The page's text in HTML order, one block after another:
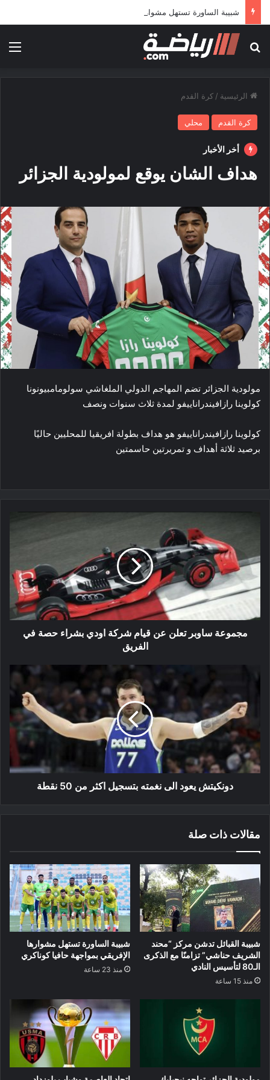
شبيبة الساورة تستهل مشوارها الإفريقي بمواجهة حافيا كوناكري
بحث عن
الرئيسية / كرة القدم
كرة القدم محلي
أخر الأخبار
هداف الشان يوقع لمولودية الجزائر
مولودية الجزائر تضم المهاجم الدولي الملغاشي سولومامبيونونا
كولوينا رازافيندراناييفو لمدة ثلاث سنوات ونصف
كولوينا رازافيندراناييفو هو هداف بطولة افريقيا للمحليين حاليًا
برصيد ثلاثة أهداف و تمريرتين حاسمتين
عن
قيام
شركة
اودي
حصة
مجموعة ساوبر تعلن عن قيام شركة اودي بشراء حصة في
الفريق
نغمته
بتسجيل
اكثر
من
50
نقطة
دونكيتش يعود الى نغمته بتسجيل اكثر من 50 نقطة
مقالات ذات صلة
شبيبة القبائل تدشن مركز “محند
الشريف حناشي” تزامنًا مع الذكرى
الـ80 لتأسيس النادي
منذ 15 ساعة
شبيبة الساورة تستهل مشوارها
الإفريقي بمواجهة حافيا كوناكري
منذ 23 ساعة